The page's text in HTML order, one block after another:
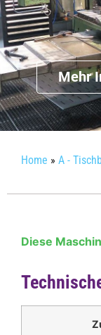
Mehr
Home » A -
Diese